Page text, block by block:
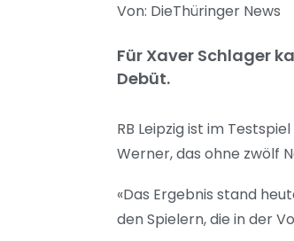
Von: DieThüringer News
Für Xaver Schlager
Debüt.
RB Leipzig ist im
Werner, das ohne zwölf
«Das Ergebnis stand
den Spielern, die in der